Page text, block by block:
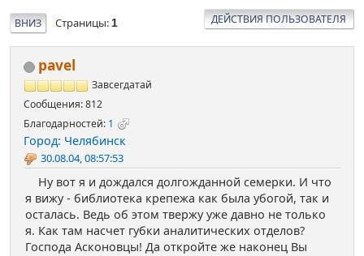
ВНИЗ Страницы 1 ДЕЙСТВИЯ ПОЛЬЗОВАТЕЛЯ
pavel
Завсегдатай
Сообщения: 812
Благодарностей: 1
Город: Челябинск
30.08.04, 08:57:53
Ну вот я и дождался долгожданной семерки. И что
я вижу - библиотека крепежа как была убогой, так и
осталась. Ведь об этом твержу уже давно не только
я. Как там насчет губки аналитических отделов?
Господа Асконовцы! Да откройте же наконец Вы